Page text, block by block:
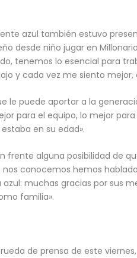
azul también estuvo
desde niño jugar en
tenemos lo esencial para
y cada vez me siento mejor,
le puede aportar a la
para el equipo, lo mejor
en su edad».
frente alguna posibilidad de
nos conocemos hemos
muchas gracias por sus
familia».
de prensa de este